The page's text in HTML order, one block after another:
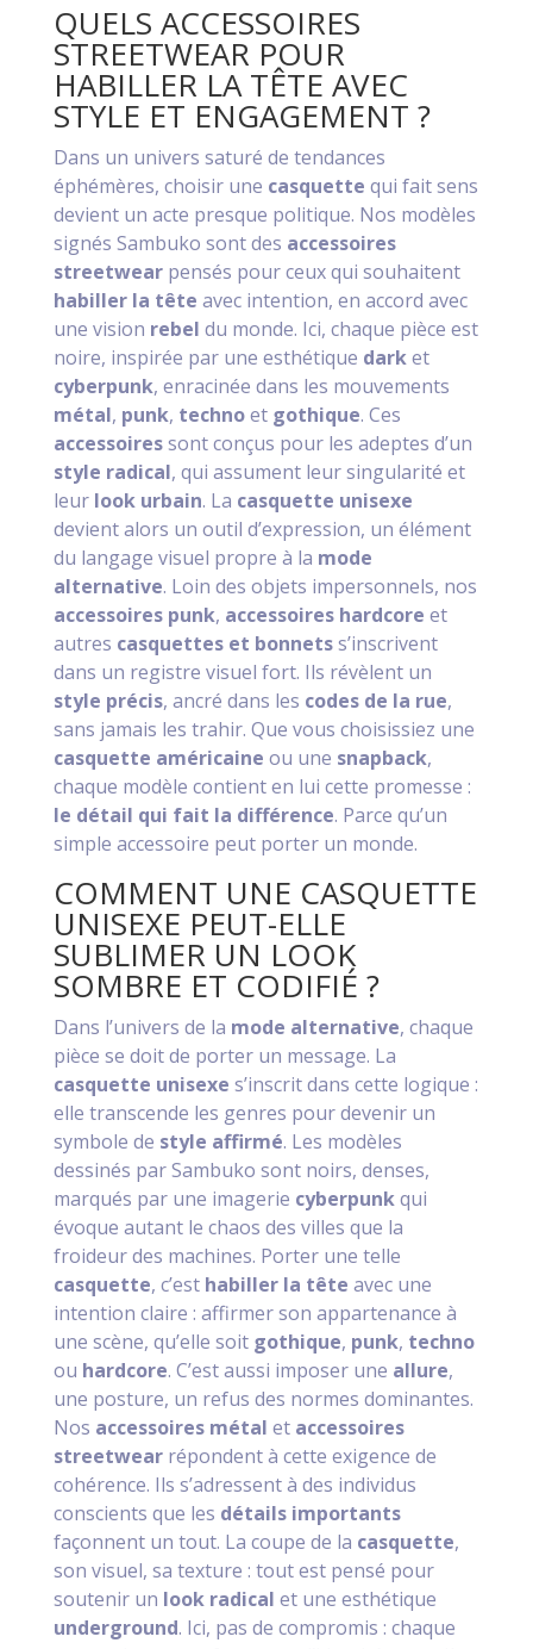
QUELS ACCESSOIRES
STREETWEAR POUR
HABILLER LA TÊTE AVEC
STYLE ET ENGAGEMENT ?
Dans un univers saturé de tendances
éphémères, choisir une casquette qui fait sens
devient un acte presque politique. Nos modèles
signés Sambuko sont des accessoires
streetwearpensés pour ceux qui souhaitent
habiller la tête avec intention, en accord avec
une vision rebel du monde. Ici, chaque pièce est
noire, inspirée par une esthétique darket
cyberpunk, enracinée dans les mouvements
métal, punk, technoet gothique. Ces
accessoiressont conçus pour les adeptes d’un
style radical, qui assument leur singularité et
leur look urbain. La casquette unisexe
devient alors un outil d’expression, un élément
du langage visuel propre à la mode
alternative. Loin des objets impersonnels, nos
accessoires punk, accessoires hardcore et
autres casquettes et bonnetss’inscrivent
dans un registre visuel fort. Ils révèlent un
style précis, ancré dans les codes de la rue,
sans jamais les trahir. Que vous choisissiez une
casquette américaine ou une snapback,
chaque modèle contient en lui cette promesse :
le détail qui fait la différence. Parce qu’un
simple accessoire peut porter un monde.
COMMENT UNE CASQUETTE
UNISEXE PEUT-ELLE
SUBLIMER UN LOOK
SOMBRE ET CODIFIÉ ?
Dans l’univers de la mode alternative, chaque
pièce se doit de porter un message. La
casquette unisexe s’inscrit dans cette logique :
elle transcende les genres pour devenir un
symbole de style affirmé. Les modèles
dessinés par Sambuko sont noirs, denses,
marqués par une imagerie cyberpunkqui
évoque autant le chaos des villes que la
froideur des machines. Porter une telle
casquette, c’est habiller la tête avec une
intention claire : affirmer son appartenance à
une scène, qu’elle soit gothique, punk, techno
ou hardcore. C’est aussi imposer une allure,
une posture, un refus des normes dominantes.
Nos accessoires métal et accessoires
streetwearrépondent à cette exigence de
cohérence. Ils s’adressent à des individus
conscients que les détails importants
façonnent un tout. La coupe de la casquette,
son visuel, sa texture : tout est pensé pour
soutenir un look radical et une esthétique
underground. Ici, pas de compromis : chaque